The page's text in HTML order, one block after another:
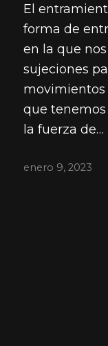
El
forma de
en la que
sujeciones
movimientos
que
la fuerza de…
enero 9, 2023